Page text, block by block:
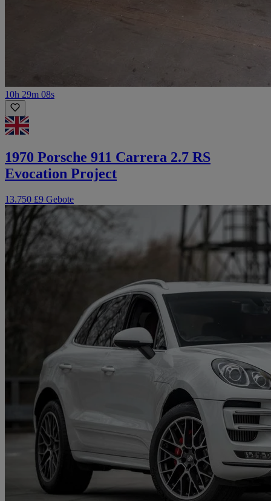
10h 29m 08s
1970 Porsche 911 Carrera 2.7 RS
Evocation Project
13.750 £9 Gebote